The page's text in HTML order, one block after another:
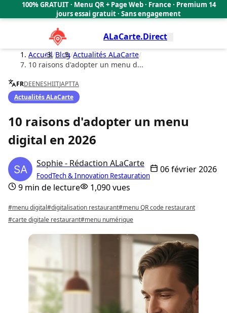
100% GRATUIT · Menu QR + Page Web · France · Premium 14
jours essai gratuit · Sans engagement
ALaCarte.Direct
Accueil/Blog/Actualités ALaCarte/
10 raisons d'adopter un menu d...
FRDEENESHIITJAPTTA
Actualités ALaCarte
10 raisons d'adopter un menu
digital en 2026
Sophie - Rédaction ALaCarte
FoodTech & Innovation Restauration
06 février 2026
9 min de lecture
1,090 vues
#menu digital#digitalisation restaurant#menu QR code restaurant
#carte digitale restaurant#menu numérique